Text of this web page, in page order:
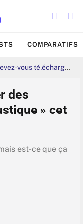
COMPARATIFS
vous télécharger des applications « anti-moustique » cet été ?
des
» cet
est-ce que ça